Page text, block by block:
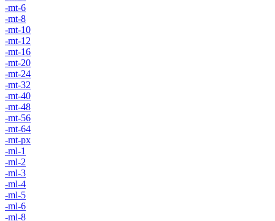
-mt-6
-mt-8
-mt-10
-mt-12
-mt-16
-mt-20
-mt-24
-mt-32
-mt-40
-mt-48
-mt-56
-mt-64
-mt-px
-ml-1
-ml-2
-ml-3
-ml-4
-ml-5
-ml-6
-ml-8